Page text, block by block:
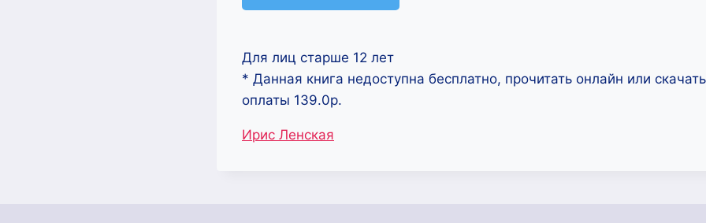
Для лиц старше 12 лет
* Данная книга недоступна бесплатно, прочитать онлайн или
оплаты 139.0р.
Метки
Ирис Ленская